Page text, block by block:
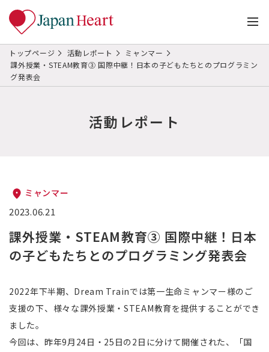
トップページ 活動レポート
ミャンマー
課外授業・STEAM教育③ 国際中継！日本の子どもたちとのプログラミン
グ発表会
活動レポート
ミャンマー
2023.06.21
課外授業・STEAM教育③ 国際中継！日本
の子どもたちとのプログラミング発表会
2022年下半期、Dream Trainでは第一生命ミャンマー様のご
支援の下、様々な課外授業・STEAM教育を提供することができ
ました。
今回は、昨年9月24日・25日の2日に分けて開催された、「国